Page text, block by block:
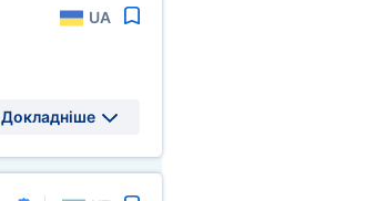
UA
Докладніше